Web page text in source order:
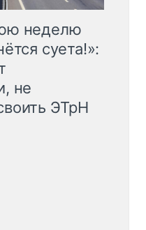
неделю
суета!»:
не
ЭТрН